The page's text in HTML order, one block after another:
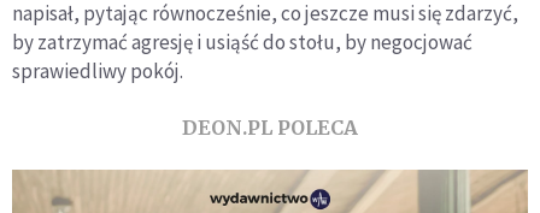
napisał, pytając równocześnie, co jeszcze musi się zdarzyć,
by zatrzymać agresję i usiąść do stołu, by negocjować
sprawiedliwy pokój.
DEON.PL POLECA